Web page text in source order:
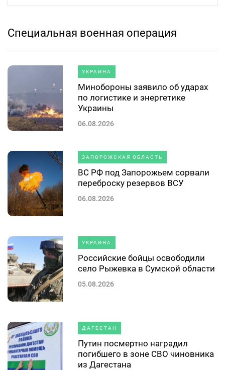
Специальная военная операция
УКРАИНА
Минобороны заявило об ударах
по логистике и энергетике
Украины
06.08.2026
ЗАПОРОЖСКАЯ ОБЛАСТЬ
ВС РФ под Запорожьем сорвали
переброску резервов ВСУ
06.08.2026
УКРАИНА
Российские бойцы освободили
село Рыжевка в Сумской области
05.08.2026
ДАГЕСТАН
Путин посмертно наградил
погибшего в зоне СВО чиновника
из Дагестана